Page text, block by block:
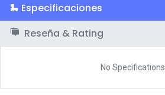
Especificaciones
Reseña & Rating
No Specifications